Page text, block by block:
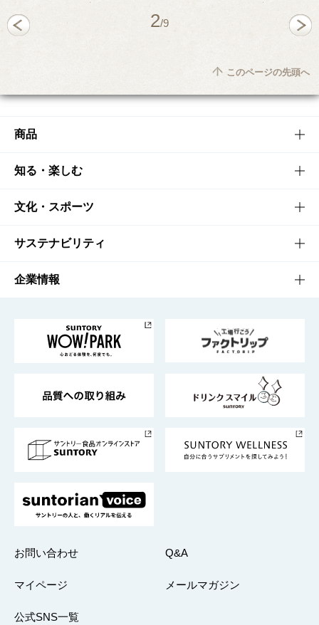
2/9
このページの先頭へ
商品
商品TOP
商品一覧
商品発売情報
栄養成分一覧
知る・楽しむ
知る・楽しむTOP
キャンペーン
工場見学
地域情報
文化・スポーツ
文化・スポーツTOP
サントリーホール
サントリーサンバーズ大阪
サステナビリティ
サステナビリティTOP
サントリーが考えるサステナビリティ経営
企業情報
企業概要
採用情報
お問い合わせ Q&A
マイページ メールマガジン
公式SNS一覧